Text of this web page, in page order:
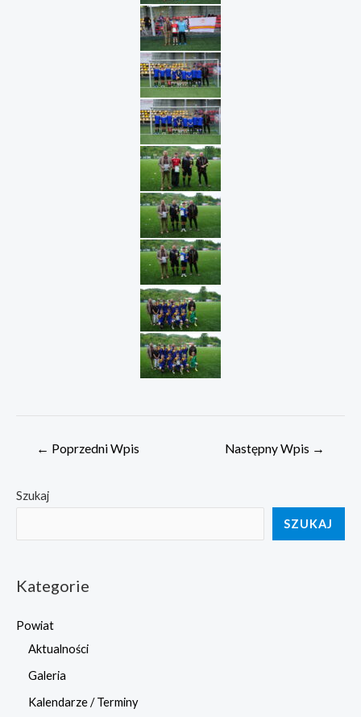
Nawigacja
← Poprzedni Wpis Następny Wpis →
Szukaj
SZUKAJ
Kategorie
Powiat
Aktualności
Galeria
Kalendarze / Terminy